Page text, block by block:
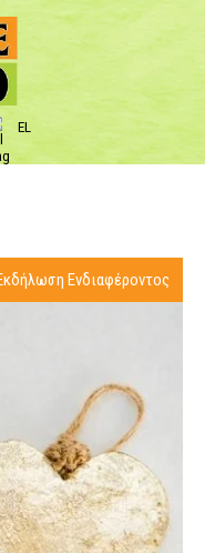
EL
Ενδιαφέροντος